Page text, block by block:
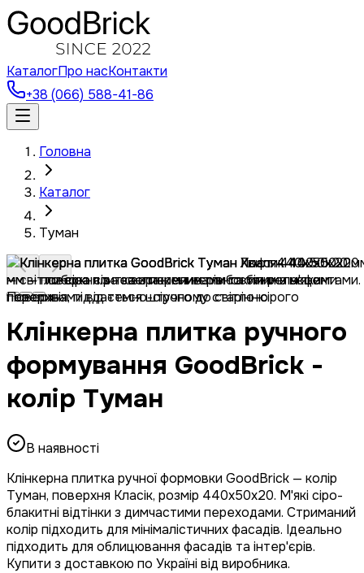
КаталогПро насКонтакти
+38 (066) 588-41-86
Головна
Каталог
Туман
Клінкерна плитка ручного
формування GoodBrick -
колір Туман
В наявності
Клінкерна плитка ручної формовки GoodBrick — колір
Туман, поверхня Класік, розмір 440x50x20. М'які сіро-
блакитні відтінки з димчастими переходами. Стриманий
колір підходить для мінімалістичних фасадів. Ідеально
підходить для облицювання фасадів та інтер'єрів.
Купити з доставкою по Україні від виробника.